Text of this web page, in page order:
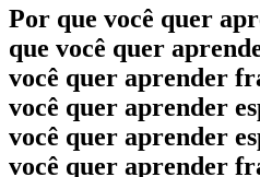
Por que você quer
que você quer
você quer aprender
você quer aprender
você quer aprender
você quer aprender